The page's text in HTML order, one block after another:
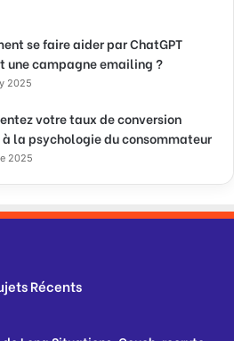
se faire aider par ChatGPT
une campagne emailing ?
2025
votre taux de conversion
la psychologie du consommateur
2025
Récents